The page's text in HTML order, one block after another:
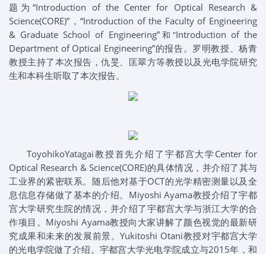
题为“Introduction of the Center for Optical Research &
Science(CORE)”，“Introduction of the Faculty of Engineering
& Graduate School of Engineering”和“Introduction of the
Department of Optical Engineering”的报告。罗明教授、杨青
教授主持了本次报告，仇旻、匡翠方等教授以及光电学院研究
生和本科生听取了本次报告。
ToyohikoYatagai教授首先介绍了宇都宫大学 Center for
Optical Research & Science(CORE)的具体情况，并介绍了其与
工业界的紧密联系。随后他对基于OCT的光学精密测量以及全
息信息存储做了基本的介绍。 Miyoshi Ayama教授介绍了宇都
宫大学研究生院的情况，并介绍了宇都宫大学与浙江大学的合
作项目。 Miyoshi Ayama教授向大家讲解了颜色视觉的最新研
究成果和未来的发展前景。Yukitoshi Otani教授对宇都宫大学
的光电学院做了介绍。宇都宫大学光电学院成立与2015年，和